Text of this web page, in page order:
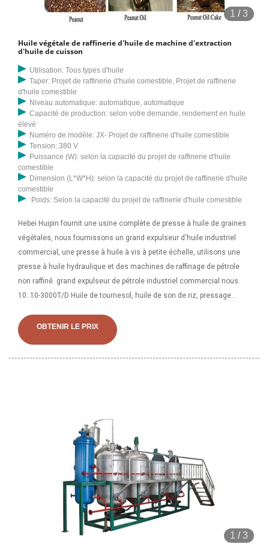
1 /3
Huile végétale de raffinerie d'huile de machine d'extraction
d'huile de cuisson
Utilisation: Tous types d'huile
Taper: Projet de raffinerie d'huile comestible, Projet de raffinerie
d'huile comestible
Niveau automatique: automatique, automatique
Capacité de production: selon votre demande, rendement en huile
élevé
Numéro de modèle: JX- Projet de raffinerie d'huile comestible
Tension: 380 V
Puissance (W): selon la capacité du projet de raffinerie d'huile
comestible
Dimension (L*W*H): selon la capacité du projet de raffinerie d'huile
comestible
Poids: Selon la capacité du projet de raffinerie d'huile comestible
Hebei Huipin fournit une usine complète de presse à huile de graines
végétales, nous fournissons un grand expulseur d'huile industriel
commercial, une presse à huile à vis à petite échelle, utilisons une
presse à huile hydraulique et des machines de raffinage de pétrole
non raffiné. grand expulseur de pétrole industriel commercial nous.
10. 10-3000T/D Huile de tournesol, huile de son de riz, pressage
11. 1-100T/D Huile de graines de pivoine, huile de graines de thé, ect.
projet clé en main 12. 10-2000T/D Projet clé en main de ligne de
OBTENIR LE PRIX
1 /3